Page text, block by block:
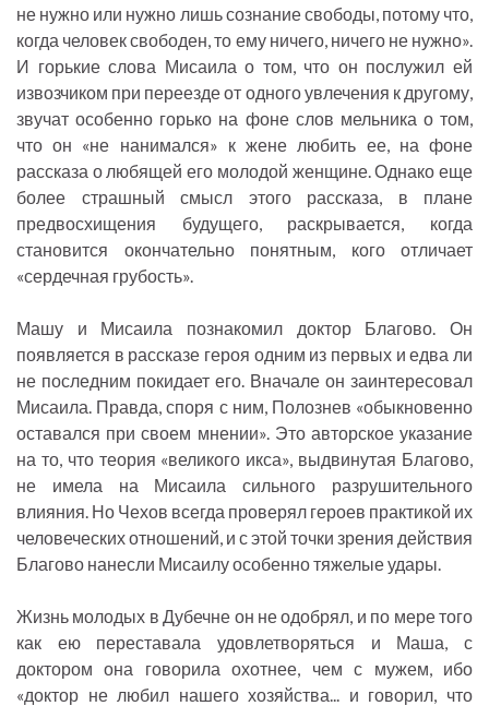
не нужно или нужно лишь сознание свободы, потому что,
когда человек свободен, то ему ничего, ничего не нужно».
И горькие слова Мисаила о том, что он послужил ей
извозчиком при переезде от одного увлечения к другому,
звучат особенно горько на фоне слов мельника о том,
что он «не нанимался» к жене любить ее, на фоне
рассказа о любящей его молодой женщине. Однако еще
более страшный смысл этого рассказа, в плане
предвосхищения будущего, раскрывается, когда
становится окончательно понятным, кого отличает
«сердечная грубость».
Машу и Мисаила познакомил доктор Благово. Он
появляется в рассказе героя одним из первых и едва ли
не последним покидает его. Вначале он заинтересовал
Мисаила. Правда, споря с ним, Полознев «обыкновенно
оставался при своем мнении». Это авторское указание
на то, что теория «великого икса», выдвинутая Благово,
не имела на Мисаила сильного разрушительного
влияния. Но Чехов всегда проверял героев практикой их
человеческих отношений, и с этой точки зрения действия
Благово нанесли Мисаилу особенно тяжелые удары.
Жизнь молодых в Дубечне он не одобрял, и по мере того
как ею переставала удовлетворяться и Маша, с
доктором она говорила охотнее, чем с мужем, ибо
«доктор не любил нашего хозяйства... и говорил, что